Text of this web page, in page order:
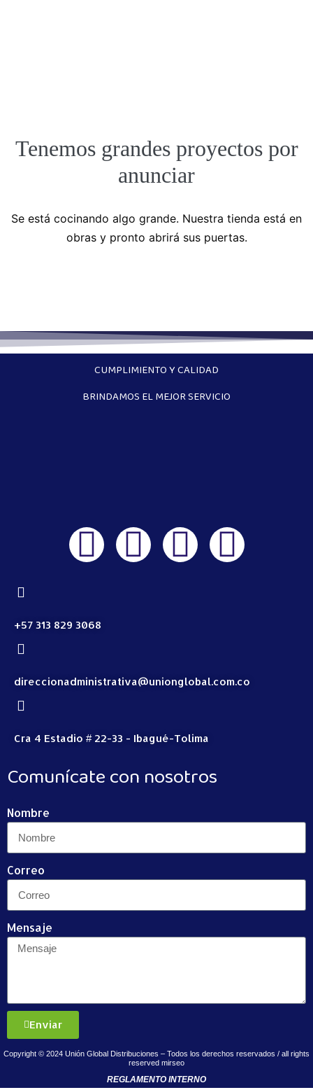
Tenemos grandes proyectos por
anunciar
Se está cocinando algo grande. Nuestra tienda está en
obras y pronto abrirá sus puertas.
CUMPLIMIENTO Y CALIDAD
BRINDAMOS EL MEJOR SERVICIO
+57 313 829 3068
direccionadministrativa@unionglobal.com.co
Cra 4 Estadio # 22-33 - Ibagué-Tolima
Comunícate con nosotros
Nombre
Correo
Mensaje
Enviar
Copyright © 2024 Unión Global Distribuciones – Todos los derechos reservados / all rights
reserved mirseo
REGLAMENTO INTERNO